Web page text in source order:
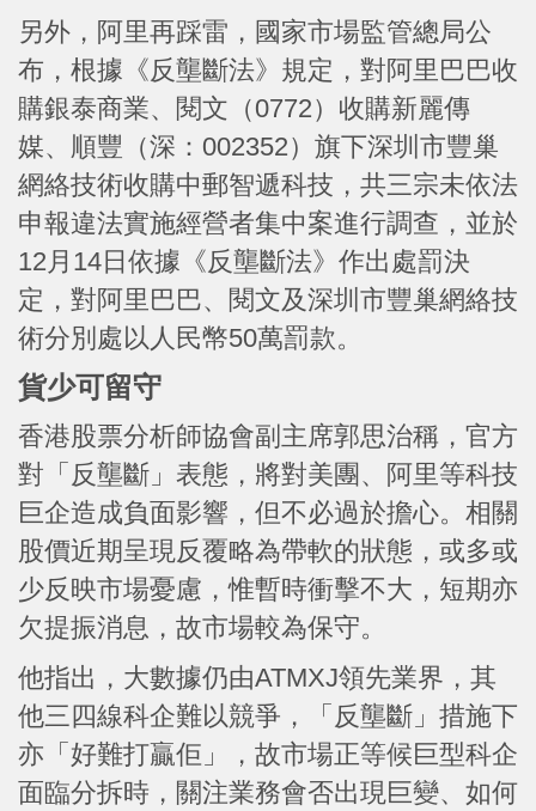
另外，阿里再踩雷，國家市場監管總局公
布，根據《反壟斷法》規定，對阿里巴巴收
購銀泰商業、閱文（0772）收購新麗傳
媒、順豐（深：002352）旗下深圳市豐巢
網絡技術收購中郵智遞科技，共三宗未依法
申報違法實施經營者集中案進行調查，並於
12月14日依據《反壟斷法》作出處罰決
定，對阿里巴巴、閱文及深圳市豐巢網絡技
術分別處以人民幣50萬罰款。
貨少可留守
香港股票分析師協會副主席郭思治稱，官方
對「反壟斷」表態，將對美團、阿里等科技
巨企造成負面影響，但不必過於擔心。相關
股價近期呈現反覆略為帶軟的狀態，或多或
少反映市場憂慮，惟暫時衝擊不大，短期亦
欠提振消息，故市場較為保守。
他指出，大數據仍由ATMXJ領先業界，其
他三四線科企難以競爭，「反壟斷」措施下
亦「好難打贏佢」，故市場正等候巨型科企
面臨分拆時，關注業務會否出現巨變、如何